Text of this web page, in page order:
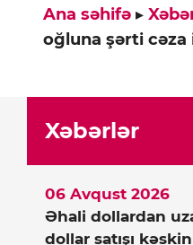
Ana səhifə ▸
oğluna şərti cəza
Xəbərlər
Əhali dollardan
dollar satışı
06 Avqust 2026